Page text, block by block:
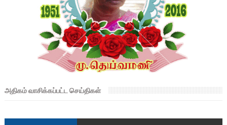
அதிகம் வாசிக்கப்பட்ட செய்திகள்